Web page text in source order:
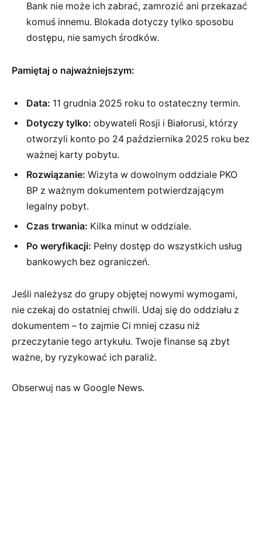
Bank nie może ich zabrać, zamrozić ani przekazać
komuś innemu. Blokada dotyczy tylko sposobu
dostępu, nie samych środków.
Pamiętaj o najważniejszym:
Data: 11 grudnia 2025 roku to ostateczny termin.
Dotyczy tylko: obywateli Rosji i Białorusi, którzy
otworzyli konto po 24 października 2025 roku bez
ważnej karty pobytu.
Rozwiązanie: Wizyta w dowolnym oddziale PKO
BP z ważnym dokumentem potwierdzającym
legalny pobyt.
Czas trwania: Kilka minut w oddziale.
Po weryfikacji: Pełny dostęp do wszystkich usług
bankowych bez ograniczeń.
Jeśli należysz do grupy objętej nowymi wymogami,
nie czekaj do ostatniej chwili. Udaj się do oddziału z
dokumentem – to zajmie Ci mniej czasu niż
przeczytanie tego artykułu. Twoje finanse są zbyt
ważne, by ryzykować ich paraliż.
Obserwuj nas w Google News.